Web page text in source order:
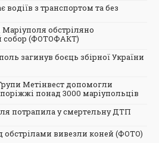
водіїв з транспортом та без
обстріляно
собор (ФОТОФАКТ)
загинув боєць збірної України
Метінвест допомогли
понад 3000 маріупольців
потрапила у смертельну ДТП
обстрілами вивезли коней (ФОТО)